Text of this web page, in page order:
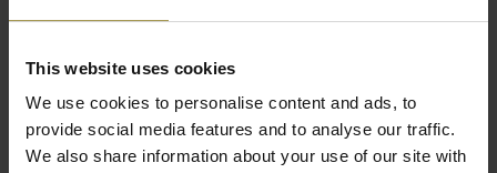
This website uses cookies
We use cookies to personalise content and ads, to
provide social media features and to analyse our traffic.
We also share information about your use of our site with
waardoor telefoongesprekken en online meetings zonder
Binnenin biedt eenergonomische werktafel voldoende
ruimte voor een laptop, documenten of digitale
Lees meer